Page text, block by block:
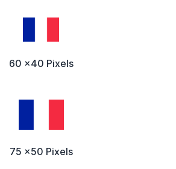
60 x40 Pixels
75 x50 Pixels